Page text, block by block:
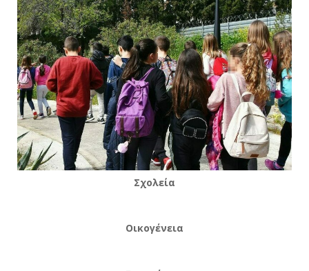
Σχολεία
Οικογένεια